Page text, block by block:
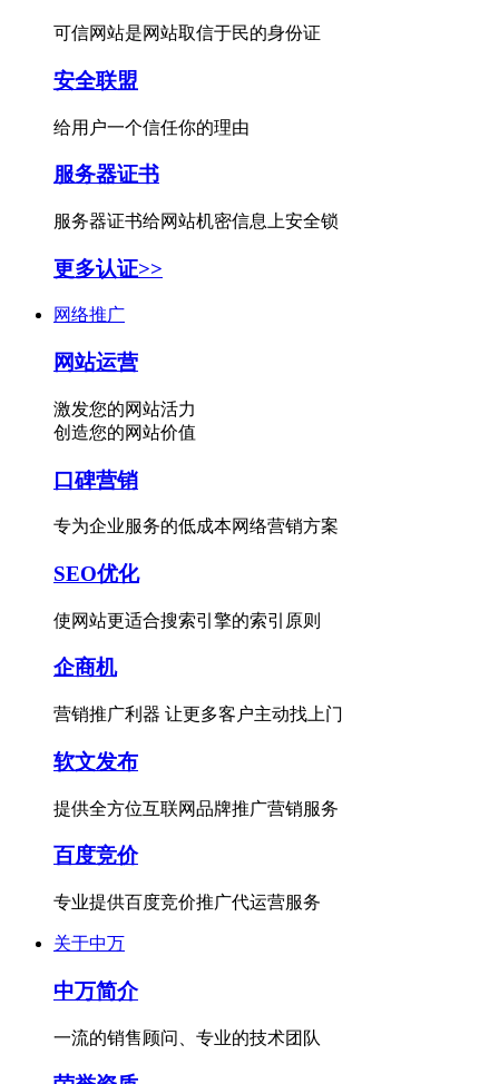
可信网站是网站取信于民的身份证
安全联盟
给用户一个信任你的理由
服务器证书
服务器证书给网站机密信息上安全锁
更多认证>>
网络推广
网站运营
激发您的网站活力
创造您的网站价值
口碑营销
专为企业服务的低成本网络营销方案
SEO优化
使网站更适合搜索引擎的索引原则
企商机
营销推广利器 让更多客户主动找上门
软文发布
提供全方位互联网品牌推广营销服务
百度竞价
专业提供百度竞价推广代运营服务
关于中万
中万简介
一流的销售顾问、专业的技术团队